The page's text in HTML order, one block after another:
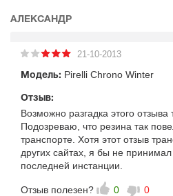
АЛЕКСАНДР
21-10-2013
Модель: Pirelli Chrono Winter
Отзыв:
Возможно разгадка этого отзыва
Подозреваю, что резина так
транспорте. Хотя этот отзыв
других сайтах, я бы не принимал
последней инстанции.
Отзыв полезен? 0 0